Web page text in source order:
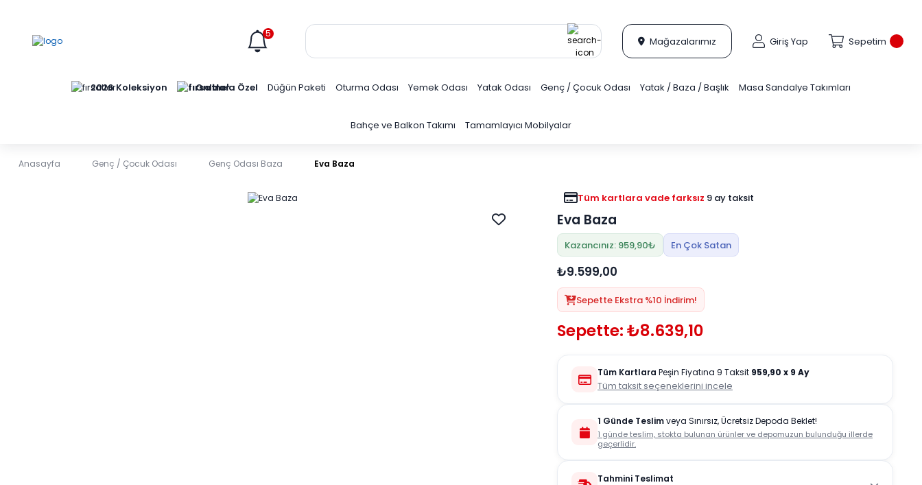
5
Mağazalarımız Giriş Yap Sepetim
2026 Koleksiyon Online'a Özel Düğün Paketi Oturma Odası Yemek Odası Yatak Odası Genç / Çocuk Odası Yatak / Baza / Başlık Masa Sandalye Takımları
Bahçe ve Balkon Takımı Tamamlayıcı Mobilyalar
Anasayfa Genç / Çocuk Odası Genç Odası Baza Eva Baza
Tüm kartlara vade farksız 9 ay taksit
Eva Baza
Kazancınız: 959,90₺ En Çok Satan
₺9.599,00
Sepette Ekstra %10 İndirim!
Sepette: ₺8.639,10
Tüm Kartlara Peşin Fiyatına 9 Taksit 959,90 x 9 Ay
Tüm taksit seçeneklerini incele
1 Günde Teslimveya Sınırsız, Ücretsiz Depoda Beklet!
1 günde teslim, stokta bulunan ürünler ve depomuzun bulunduğu illerde
geçerlidir.
Tahmini Teslimat